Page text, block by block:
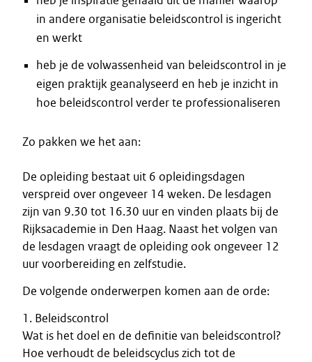
in andere organisatie beleidscontrol is ingericht
en werkt
heb je de volwassenheid van beleidscontrol in je
eigen praktijk geanalyseerd en heb je inzicht in
hoe beleidscontrol verder te professionaliseren
Zo pakken we het aan:
De opleiding bestaat uit 6 opleidingsdagen
verspreid over ongeveer 14 weken. De lesdagen
zijn van 9.30 tot 16.30 uur en vinden plaats bij de
Rijksacademie in Den Haag. Naast het volgen van
de lesdagen vraagt de opleiding ook ongeveer 12
uur voorbereiding en zelfstudie.
De volgende onderwerpen komen aan de orde:
1. Beleidscontrol
Wat is het doel en de definitie van beleidscontrol?
Hoe verhoudt de beleidscyclus zich tot de